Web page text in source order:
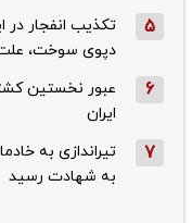
5
تکذیب ‌انفجار در
دپوی سوخت،
6
عبور نخستین
ایران
7
تیراندازی به
به شهادت رسید